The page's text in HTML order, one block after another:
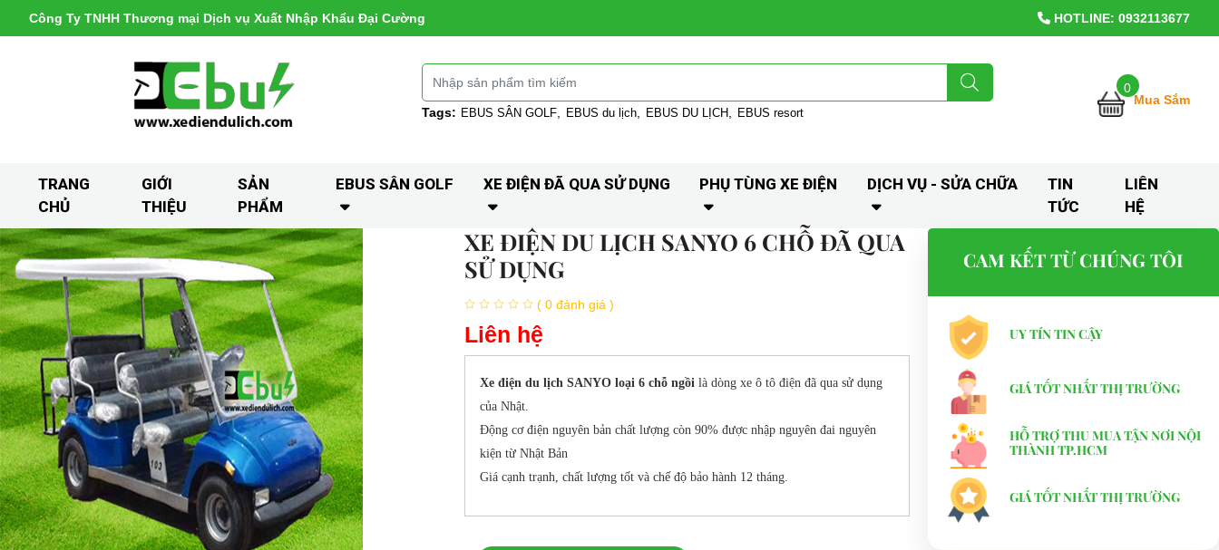
Công Ty TNHH Thương mại Dịch vụ Xuất Nhập Khẩu Đại Cường HOTLINE: 0932113677
Tags: EBUS SÂN GOLF EBUS du lịch EBUS DU LỊCH EBUS resort
0
Mua Sắm
TRANG
CHỦ
GIỚI
THIỆU
SẢN
PHẨM
EBUS SÂN GOLF XE ĐIỆN ĐÃ QUA SỬ DỤNG PHỤ TÙNG XE ĐIỆN DỊCH VỤ - SỬA CHỮA
TIN
TỨC
LIÊN
HỆ
XE ĐIỆN DU LỊCH SANYO 6 CHỖ ĐÃ QUA
SỬ DỤNG
( 0 đánh giá )
Liên hệ
Xe điện du lịch SANYO loại 6 chỗ ngồilà dòng xe ô tô điện đã qua sử dụng
của Nhật.
Động cơ điện nguyên bản chất lượng còn 90% được nhập nguyên đai nguyên
kiện từ Nhật Bản
Giá cạnh trạnh, chất lượng tốt và chế độ bảo hành 12 tháng.
CAM KẾT TỪ CHÚNG TÔI
UY TÍN TIN CẬY
GIÁ TỐT NHẤT THỊ TRƯỜNG
HỖ TRỢ THU MUA TẬN NƠI NỘI
THÀNH TP.HCM
GIÁ TỐT NHẤT THỊ TRƯỜNG